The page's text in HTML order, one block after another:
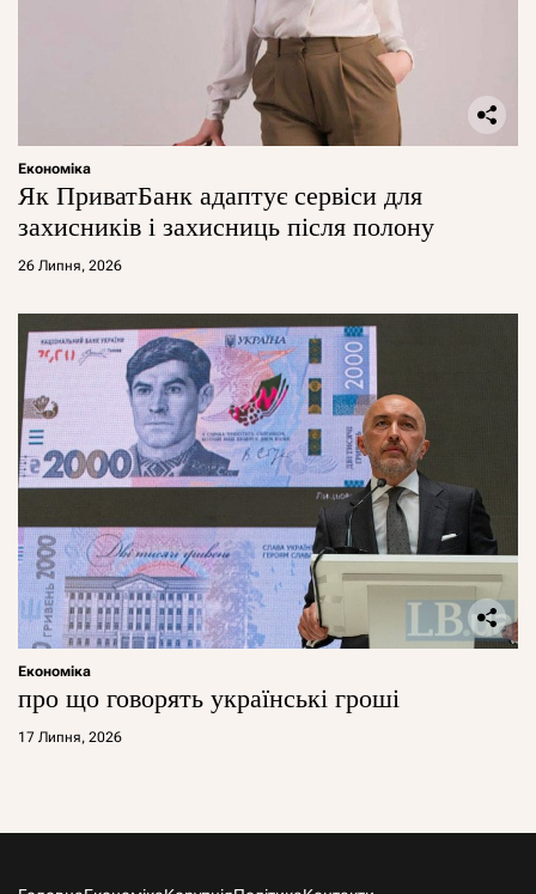
Економіка
Як ПриватБанк адаптує сервіси для
захисників і захисниць після полону
26 Липня, 2026
Економіка
про що говорять українські гроші
17 Липня, 2026